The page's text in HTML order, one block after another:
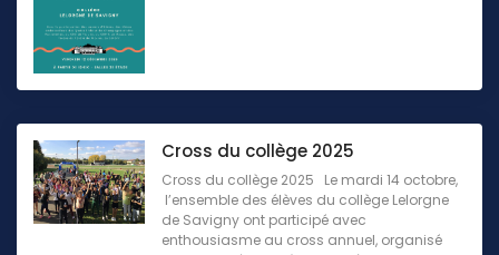
Cross du collège 2025
Cross du collège 2025 Le mardi 14 octobre,
l’ensemble des élèves du collège Lelorgne
de Savigny ont participé avec
enthousiasme au cross annuel, organisé